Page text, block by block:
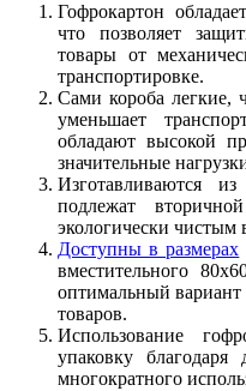
Гофрокартон
что позволяет
товары от
транспортировке.
Сами короба легкие,
уменьшает
обладают высокой
значительные
Изготавливаются
подлежат
экологически чистым
Доступны в размерах
вместительного
оптимальный
товаров.
Использование
упаковку
многократного